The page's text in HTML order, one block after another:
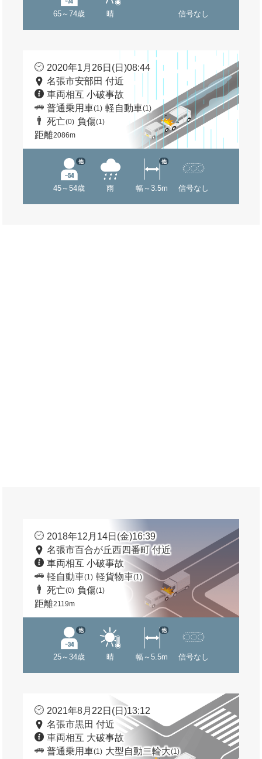
65～74歳 晴 信号なし
2020年1月26日(日)08:44
名張市安部田 付近
車両相互 小破事故
普通乗用車(1) 軽自動車(1)
死亡(0) 負傷(1)
距離2086m
45～54歳
他
雨 幅～3.5m
他
信号なし
2018年12月14日(金)16:39
名張市百合が丘西四番町 付近
車両相互 小破事故
軽自動車(1) 軽貨物車(1)
死亡(0) 負傷(1)
距離2119m
25～34歳
他
晴 幅～5.5m
他
信号なし
2021年8月22日(日)13:12
名張市黒田 付近
車両相互 大破事故
普通乗用車(1) 大型自動二輪大(1)